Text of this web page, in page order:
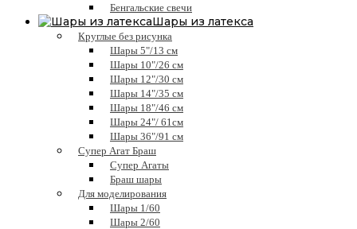
Бенгальские свечи
Шары из латекса
Круглые без рисунка
Шары 5"/13 см
Шары 10"/26 см
Шары 12"/30 см
Шары 14"/35 см
Шары 18"/46 см
Шары 24"/ 61см
Шары 36"/91 см
Супер Агат Браш
Супер Агаты
Браш шары
Для моделирования
Шары 1/60
Шары 2/60